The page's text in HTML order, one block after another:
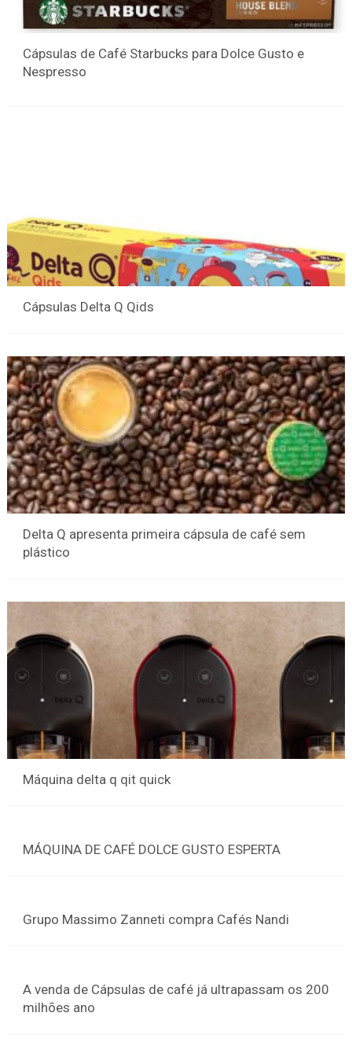
Cápsulas de Café Starbucks para Dolce Gusto e
Nespresso
Cápsulas Delta Q Qids
Delta Q apresenta primeira cápsula de café sem
plástico
Máquina delta q qit quick
MÁQUINA DE CAFÉ DOLCE GUSTO ESPERTA
Grupo Massimo Zanneti compra Cafés Nandi
A venda de Cápsulas de café já ultrapassam os 200
milhões ano